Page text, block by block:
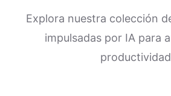
Explora nuestra colección
impulsadas por IA para
productividad